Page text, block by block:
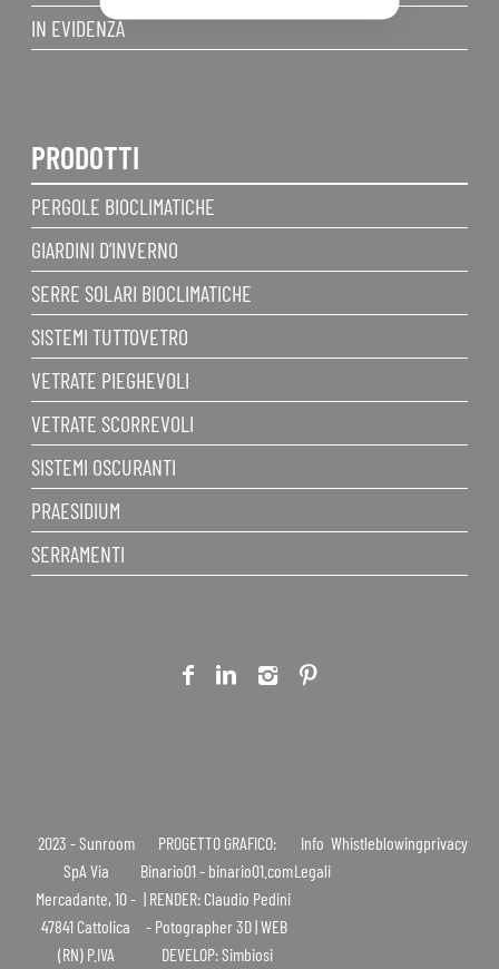
IN EVIDENZA
PRODOTTI
PERGOLE BIOCLIMATICHE
GIARDINI D’INVERNO
SERRE SOLARI BIOCLIMATICHE
SISTEMI TUTTOVETRO
VETRATE PIEGHEVOLI
VETRATE SCORREVOLI
SISTEMI OSCURANTI
PRAESIDIUM
SERRAMENTI
2023 - Sunroom
SpA Via
Mercadante, 10 -
47841 Cattolica
(RN) P.IVA
PROGETTO GRAFICO:
Binario01 - binario01.com
| RENDER: Claudio Pedini
- Potographer 3D | WEB
DEVELOP: Simbiosi
Info
Legali
Whistleblowingprivacy